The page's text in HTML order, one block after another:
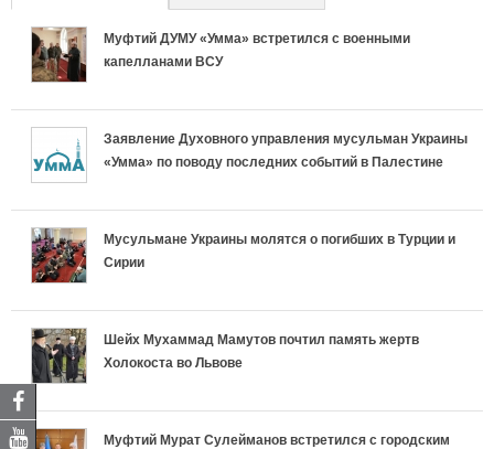
Муфтий ДУМУ «Умма» встретился с военными
капелланами ВСУ
Заявление Духовного управления мусульман Украины
«Умма» по поводу последних событий в Палестине
Мусульмане Украины молятся о погибших в Турции и
Сирии
Шейх Мухаммад Мамутов почтил память жертв
Холокоста во Львове
Муфтий Мурат Сулейманов встретился с городским